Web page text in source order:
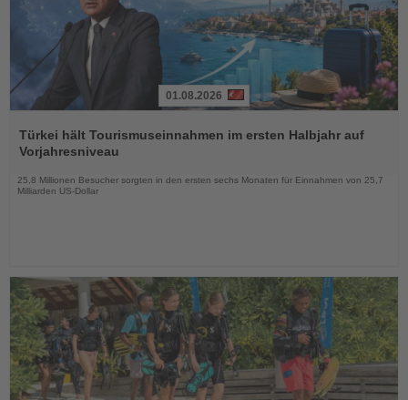
Sie
die
Nachrichten
01.08.2026
Türkei hält Tourismuseinnahmen im ersten Halbjahr auf
Vorjahresniveau
25,8 Millionen Besucher sorgten in den ersten sechs Monaten für Einnahmen von 25,7
Milliarden US-Dollar